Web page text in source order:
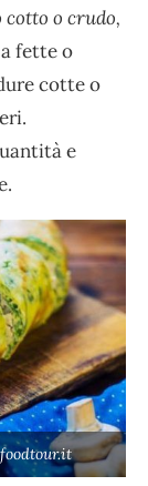
o crudo,
fette o
cotte o
e